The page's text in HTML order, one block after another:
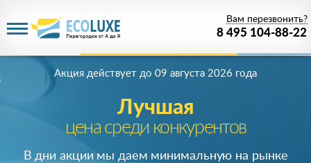
8 495 104-88-22
Вам перезвонить?
Лучшая
цена среди конкурентов
Акция действует до 09 августа 2026 года
В дни акции мы даем минимальную на рынке